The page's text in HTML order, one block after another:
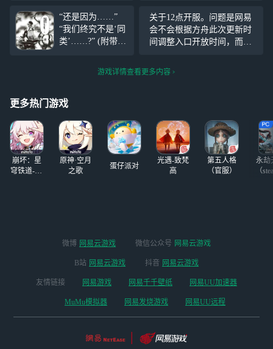
路哟） 画师你的
儿子好难画（左脸
极度舒适患者）
这把ban了ew祥子
惊蛰星熊，电弧这
把因为到6层树洞
才精二比较划
“还是因为……”
“我们终究不是‘同
类’……?” (附带国
小漫画) (应该是界
园罢) (虽然青山不
物来着:)
关于12点开服。问题是网易
会不会根据方舟此次更新时
间调整入口开放时间，而不
心原因是早上已经调整到6点
游戏详情查看更多内容
更多热门游戏
崩坏：星
穹铁道-4.4
原神·空月
之歌
蛋仔派对
光遇-致梵
高
第五人格
（官服）
永劫
（
微博 网易云游戏 微信公众号 网易云游戏
B站 网易云游戏 抖音 网易云游戏
友情链接 网易游戏 网易千千壁纸 网易UU加速器
MuMu模拟器 网易发烧游戏 网易UU远程